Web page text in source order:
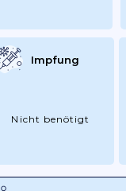
Impfung
Nicht benötigt